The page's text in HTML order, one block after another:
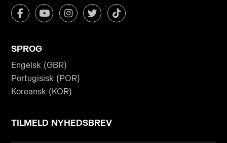
SPROG
Engelsk (GBR)
Portugisisk (POR)
Koreansk (KOR)
TILMELD NYHEDSBREV